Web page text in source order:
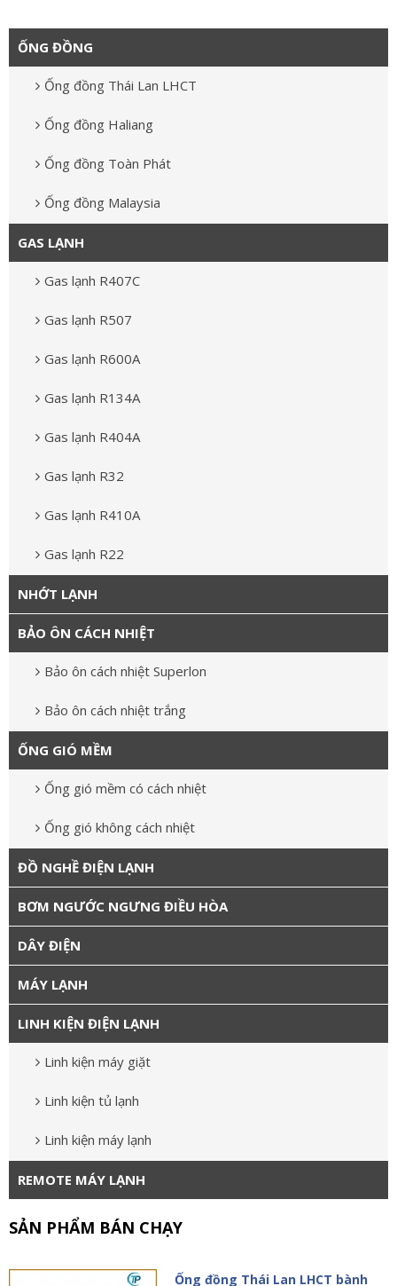
ỐNG ĐỒNG
Ống đồng Thái Lan LHCT
Ống đồng Haliang
Ống đồng Toàn Phát
Ống đồng Malaysia
GAS LẠNH
Gas lạnh R407C
Gas lạnh R507
Gas lạnh R600A
Gas lạnh R134A
Gas lạnh R404A
Gas lạnh R32
Gas lạnh R410A
Gas lạnh R22
NHỚT LẠNH
BẢO ÔN CÁCH NHIỆT
Bảo ôn cách nhiệt Superlon
Bảo ôn cách nhiệt trắng
ỐNG GIÓ MỀM
Ống gió mềm có cách nhiệt
Ống gió không cách nhiệt
ĐỒ NGHỀ ĐIỆN LẠNH
BƠM NGƯỚC NGƯNG ĐIỀU HÒA
DÂY ĐIỆN
MÁY LẠNH
LINH KIỆN ĐIỆN LẠNH
Linh kiện máy giặt
Linh kiện tủ lạnh
Linh kiện máy lạnh
REMOTE MÁY LẠNH
SẢN PHẨM BÁN CHẠY
Ống đồng Thái Lan LHCT bành